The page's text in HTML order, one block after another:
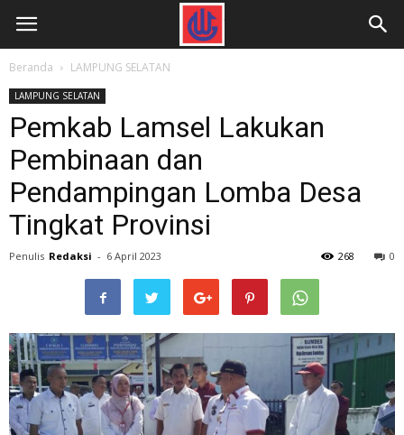
Beranda LAMPUNG SELATAN
LAMPUNG SELATAN
Pemkab Lamsel Lakukan
Pembinaan dan
Pendampingan Lomba Desa
Tingkat Provinsi
Penulis Redaksi - 6 April 2023 0
268